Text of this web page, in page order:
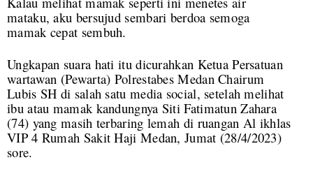
mataku, aku bersujud sembari berdoa semoga
mamak cepat sembuh.
Ungkapan suara hati itu dicurahkan Ketua Persatuan
wartawan (Pewarta) Polrestabes Medan Chairum
Lubis SH di salah satu media social, setelah melihat
ibu atau mamak kandungnya Siti Fatimatun Zahara
(74) yang masih terbaring lemah di ruangan Al ikhlas
VIP 4 Rumah Sakit Haji Medan, Jumat (28/4/2023)
sore.